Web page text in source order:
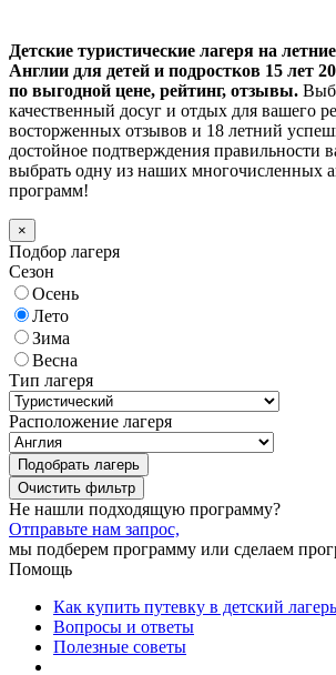
Детские туристические лагеря на
Англии для детей и подростков 15 лет
по выгодной цене, рейтинг, отзывы.
качественный досуг и отдых для вашего
восторженных отзывов и 18 летний
достойное подтверждения правильности
выбрать одну из наших многочисленных
программ!
×
Подбор лагеря
Сезон
Осень
Лето
Зима
Весна
Тип лагеря
Расположение лагеря
Подобрать лагерь
Не нашли подходящую программу?
Отправьте нам запрос,
мы подберем программу или сделаем
Помощь
Как купить путевку в детский лагерь
Вопросы и ответы
Полезные советы